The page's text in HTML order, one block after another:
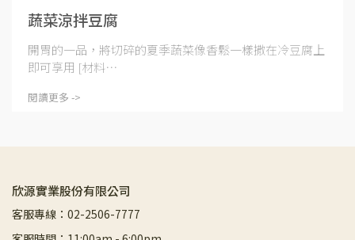
蔬菜涼拌豆腐
開胃的一品，將切碎的夏季蔬菜像香鬆一樣撒在冷豆腐上
即可享用 [材料⋯
閱讀更多 ->
欣源實業股份有限公司
客服專線：02-2506-7777